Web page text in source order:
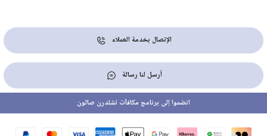
الإتصال بخدمة العملاء
أرسل لنا رسالة
انضموا إلى برنامج مكافآت تشلدرن صالون